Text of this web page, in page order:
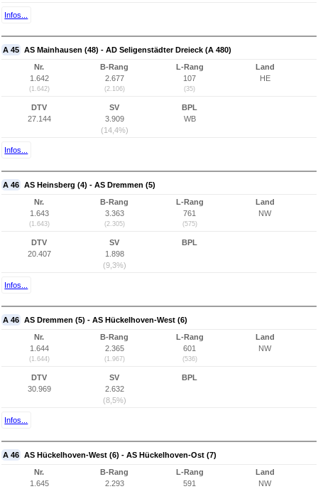
Infos...
A 45 AS Mainhausen (48) - AD Seligenstädter Dreieck (A 480)
Nr.
1.642
(1.642)
B-Rang
2.677
(2.106)
L-Rang
107
(35)
Land
HE
DTV
27.144
SV
3.909
(14,4%)
BPL
WB
Infos...
A 46 AS Heinsberg (4) - AS Dremmen (5)
Nr.
1.643
(1.643)
B-Rang
3.363
(2.305)
L-Rang
761
(575)
Land
NW
DTV
20.407
SV
1.898
(9,3%)
BPL
Infos...
A 46 AS Dremmen (5) - AS Hückelhoven-West (6)
Nr.
1.644
(1.644)
B-Rang
2.365
(1.967)
L-Rang
601
(536)
Land
NW
DTV
30.969
SV
2.632
(8,5%)
BPL
Infos...
A 46 AS Hückelhoven-West (6) - AS Hückelhoven-Ost (7)
Nr.
1.645
B-Rang
2.293
L-Rang
591
Land
NW